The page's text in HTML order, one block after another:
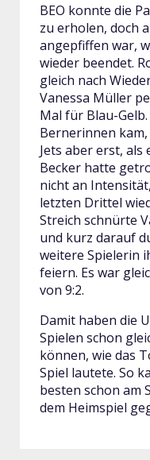
BEO konnte die
zu erholen, doch
angepfiffen war,
wieder beendet.
gleich nach
Vanessa Müller
Mal für Blau-
Bernerinnen
Jets aber erst, als
Becker hatte
nicht an
letzten Drittel
Streich schnürte
und kurz darauf
weitere Spielerin
feiern. Es war
von 9:2.
Damit haben die
Spielen schon
können, wie das
Spiel lautete. So
besten schon am
dem Heimspiel